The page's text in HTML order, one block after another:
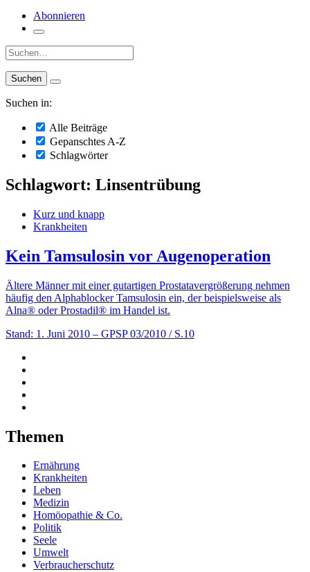
Abonnieren
Suche:
Suchen in:
Alle Beiträge
Gepanschtes A-Z
Schlagwörter
Schlagwort: Linsentrübung
Kurz und knapp
Krankheiten
Kein Tamsulosin vor Augenoperation
Ältere Männer mit einer gutartigen Prostatavergrößerung nehmen
häufig den Alphablocker Tamsulosin ein, der beispielsweise als
Alna® oder Prostadil® im Handel ist.
Stand: 1. Juni 2010 – GPSP 03/2010 / S.10
Themen
Ernährung
Krankheiten
Leben
Medizin
Homöopathie & Co.
Politik
Seele
Umwelt
Verbraucherschutz